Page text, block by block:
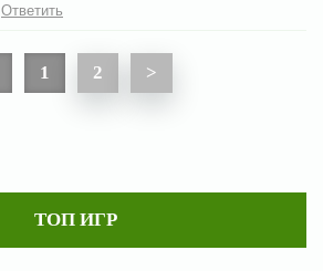
Ответить
1 2 >
ТОП ИГР